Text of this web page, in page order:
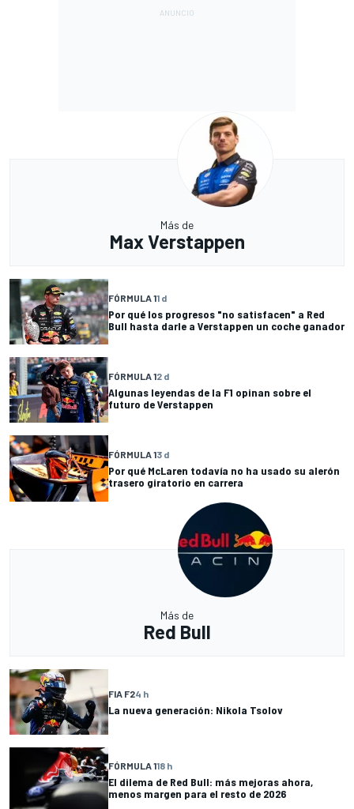
Más de
Max Verstappen
FÓRMULA 11 d
Por qué los progresos "no satisfacen" a Red
Bull hasta darle a Verstappen un coche ganador
FÓRMULA 12 d
Algunas leyendas de la F1 opinan sobre el
futuro de Verstappen
FÓRMULA 13 d
Por qué McLaren todavía no ha usado su alerón
trasero giratorio en carrera
Más de
Red Bull
FIA F24 h
La nueva generación: Nikola Tsolov
FÓRMULA 118 h
El dilema de Red Bull: más mejoras ahora,
menos margen para el resto de 2026